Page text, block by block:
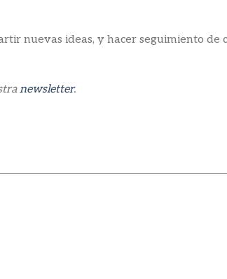
nuevas ideas, y hacer seguimiento de
newsletter.